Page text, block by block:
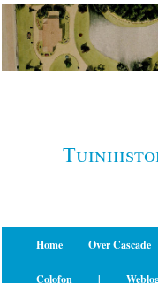
Spring
naar
primaire
Home Over Cascade
Colofon |